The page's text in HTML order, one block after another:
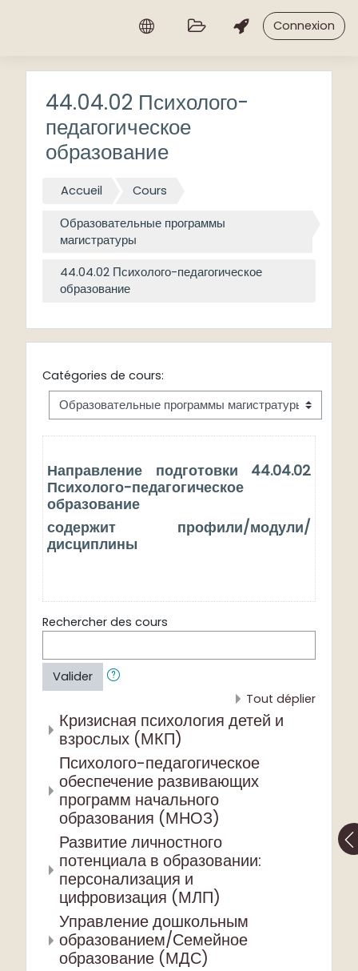
Connexion
44.04.02 Психолого-
педагогическое
образование
Accueil Cours
Образовательные программы
магистратуры
44.04.02 Психолого-педагогическое
образование
Catégories de cours:
Направление подготовки 44.04.02
Психолого-педагогическое
образование
содержит профили/модули/
дисциплины
Rechercher des cours
Valider
Tout déplier
Кризисная психология детей и
взрослых (МКП)
Психолого-педагогическое
обеспечение развивающих
программ начального
образования (МНОЗ)
Развитие личностного
потенциала в образовании:
персонализация и
цифровизация (МЛП)
Управление дошкольным
образованием/Семейное
образование (МДС)